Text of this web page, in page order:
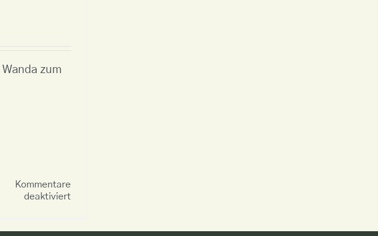
zum
Kommentare
deaktiviertfür
Wanda?